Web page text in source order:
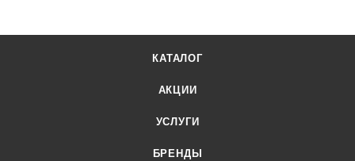
КАТАЛОГ
АКЦИИ
УСЛУГИ
БРЕНДЫ